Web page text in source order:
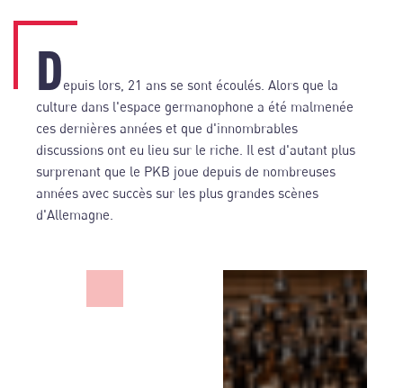
Depuis lors, 21 ans se sont écoulés. Alors que la
culture dans l'espace germanophone a été malmenée
ces dernières années et que d'innombrables
discussions ont eu lieu sur le riche. Il est d'autant plus
surprenant que le PKB joue depuis de nombreuses
années avec succès sur les plus grandes scènes
d'Allemagne.